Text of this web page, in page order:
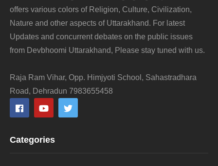
offers various colors of Religion, Culture, Civilization,
Nature and other aspects of Uttarakhand. For latest
Updates and concurrent debates on the public issues
from Devbhoomi Uttarakhand, Please stay tuned with us.
Raja Ram Vihar, Opp. Himjyoti School, Sahastradhara
Road, Dehradun 7983655458
Categories